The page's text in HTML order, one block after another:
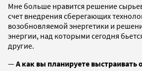
Мне больше нравится решение
счет внедрения сберегающих
возобновляемой энергетики и
энергии, над которыми сегодня
другие.
—А как вы планируете